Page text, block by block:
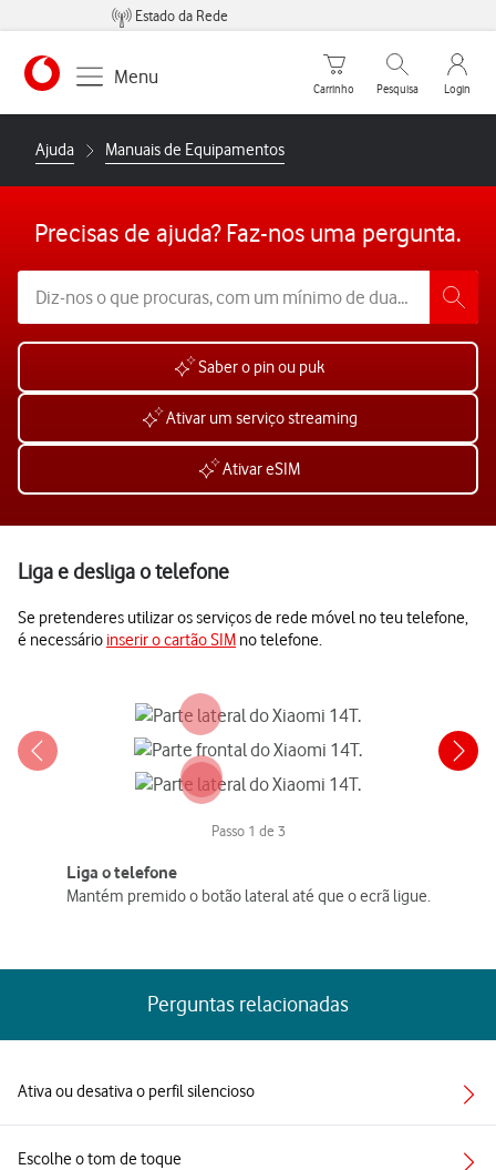
Estado da Rede
https://www.vodafone.pt
Menu
Carrinho de compras
Carrinho
Pesquisar
Pesquisa
My
Login
Ajuda Manuais de Equipamentos
Precisas de ajuda? Faz-nos uma pergunta.
Saber o pin ou puk
Ativar um serviço streaming
Ativar eSIM
Liga e desliga o telefone
Se pretenderes utilizar os serviços de rede móvel no teu telefone,
é necessário inserir o cartão SIM no telefone.
Passo 1 de 3
Liga o telefone
Mantém premido o botão lateral até que o ecrã ligue.
Perguntas relacionadas
Ativa ou desativa o perfil silencioso
Escolhe o tom de toque